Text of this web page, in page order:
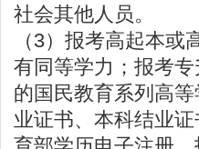
社会其他人员。
（3）报考高起本
有同等学力；报考
的国民教育系列高
业证书、本科结业